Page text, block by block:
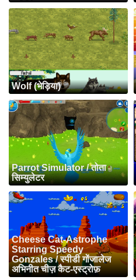
Wolf (भेड़िया)
Parrot Simulator / तोता
सिम्युलेटर
Cheese Cat-Astrophe
Starring Speedy
Gonzales / स्पीडी गोंजालेज
अभिनीत चीज़ कैट-एस्ट्रोफ़